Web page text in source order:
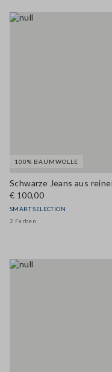
100% BAUMWOLLE
€ 100,00
SMART SELECTION
2 Farben